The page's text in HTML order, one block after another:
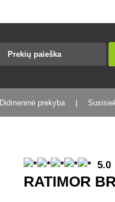
Didmeninė prekyba
5.0
RATIMOR